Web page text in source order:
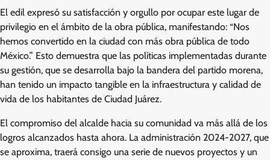
El edil expresó su satisfacción y orgullo por ocupar este lugar de
privilegio en el ámbito de la obra pública, manifestando: “Nos
hemos convertido en la ciudad con más obra pública de todo
México.” Esto demuestra que las políticas implementadas durante
su gestión, que se desarrolla bajo la bandera del partido morena,
han tenido un impacto tangible en la infraestructura y calidad de
vida de los habitantes de Ciudad Juárez.
El compromiso del alcalde hacia su comunidad va más allá de los
logros alcanzados hasta ahora. La administración 2024-2027, que
se aproxima, traerá consigo una serie de nuevos proyectos y un